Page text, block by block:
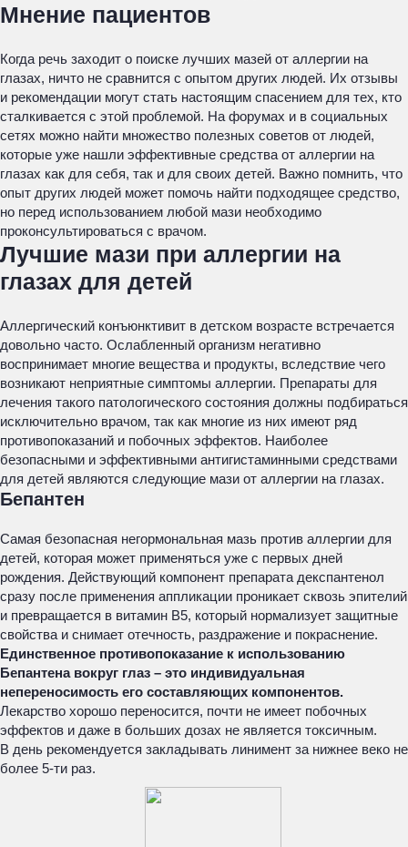
Мнение пациентов
Когда речь заходит о поиске лучших мазей от аллергии на
глазах, ничто не сравнится с опытом других людей. Их отзывы
и рекомендации могут стать настоящим спасением для тех, кто
сталкивается с этой проблемой. На форумах и в социальных
сетях можно найти множество полезных советов от людей,
которые уже нашли эффективные средства от аллергии на
глазах как для себя, так и для своих детей. Важно помнить, что
опыт других людей может помочь найти подходящее средство,
но перед использованием любой мази необходимо
проконсультироваться с врачом.
Лучшие мази при аллергии на
глазах для детей
Аллергический конъюнктивит в детском возрасте встречается
довольно часто. Ослабленный организм негативно
воспринимает многие вещества и продукты, вследствие чего
возникают неприятные симптомы аллергии. Препараты для
лечения такого патологического состояния должны подбираться
исключительно врачом, так как многие из них имеют ряд
противопоказаний и побочных эффектов. Наиболее
безопасными и эффективными антигистаминными средствами
для детей являются следующие мази от аллергии на глазах.
Бепантен
Самая безопасная негормональная мазь против аллергии для
детей, которая может применяться уже с первых дней
рождения. Действующий компонент препарата декспантенол
сразу после применения аппликации проникает сквозь эпителий
и превращается в витамин B5, который нормализует защитные
свойства и снимает отечность, раздражение и покраснение.
Единственное противопоказание к использованию
Бепантена вокруг глаз – это индивидуальная
непереносимость его составляющих компонентов.
Лекарство хорошо переносится, почти не имеет побочных
эффектов и даже в больших дозах не является токсичным.
В день рекомендуется закладывать линимент за нижнее веко не
более 5-ти раз.